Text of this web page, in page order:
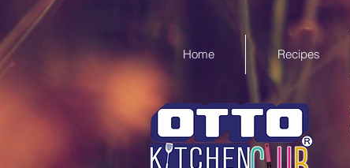
Home Recipes